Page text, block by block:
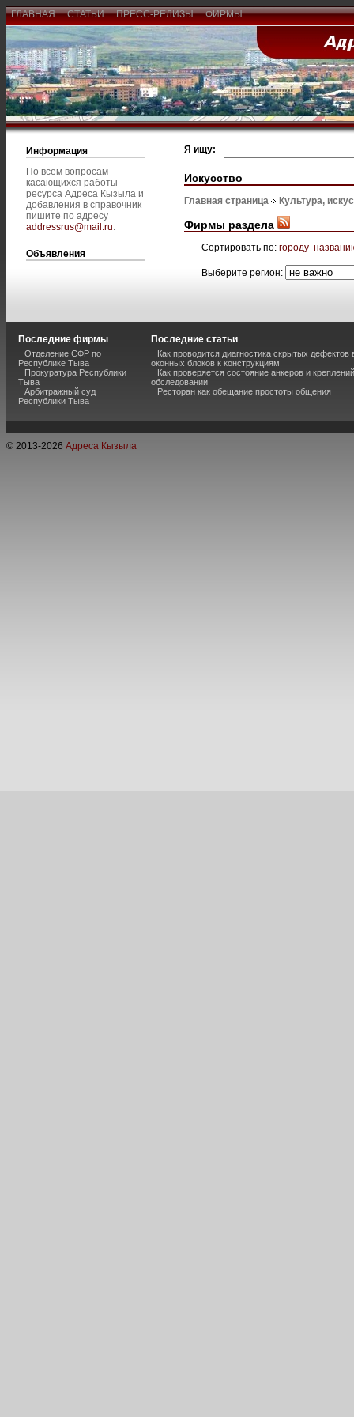
ГЛАВНАЯ СТАТЬИ ПРЕСС-РЕЛИЗЫ ФИРМЫ
Информация
По всем вопросам
касающихся работы
ресурса Адреса Кызыла и
добавления в справочник
пишите по адресу
addressrus@mail.ru.
Объявления
Я ищу:
Искусство
Главная страница Культура,
Фирмы раздела
Сортировать по: городу
Выберите регион:
Последние фирмы
Отделение СФР по
Республике Тыва
Прокуратура Республики
Тыва
Арбитражный суд
Республики Тыва
Последние статьи
Как проводится диагностика скрытых
оконных блоков к конструкциям
Как проверяется состояние анкеров и
обследовании
Ресторан как обещание простоты общения
© 2013-2026 Адреса Кызыла